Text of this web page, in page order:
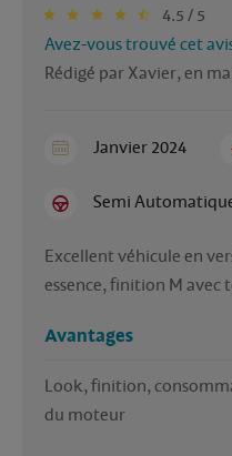
4.5 / 5
Avez-vous trouvé cet
Rédigé par Xavier, en
Janvier 2024
Semi
Excellent véhicule en
essence, finition M avec
Avantages
Look, finition,
du moteur